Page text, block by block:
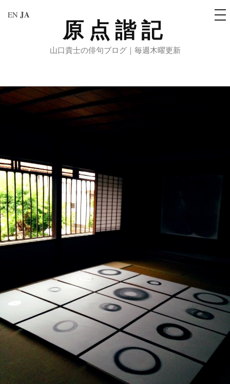
へ
原点諧記
山口貴士の俳句ブログ｜毎週木曜更新
メ
ニ
EN JA